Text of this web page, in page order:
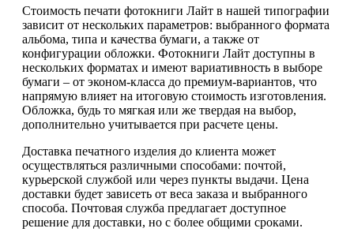
Стоимость печати фотокниги Лайт в нашей типографии
зависит от нескольких параметров: выбранного формата
альбома, типа и качества бумаги, а также от
конфигурации обложки. Фотокниги Лайт доступны в
нескольких форматах и имеют вариативность в выборе
бумаги – от эконом-класса до премиум-вариантов, что
напрямую влияет на итоговую стоимость изготовления.
Обложка, будь то мягкая или же твердая на выбор,
дополнительно учитывается при расчете цены.
Доставка печатного изделия до клиента может
осуществляться различными способами: почтой,
курьерской службой или через пункты выдачи. Цена
доставки будет зависеть от веса заказа и выбранного
способа. Почтовая служба предлагает доступное
решение для доставки, но с более общими сроками.